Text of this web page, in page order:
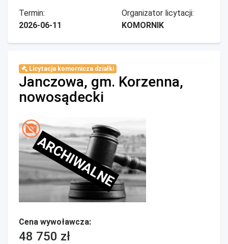
Termin:
2026-06-11
Organizator licytacji:
KOMORNIK
Licytacja komornicza działki
Janczowa, gm. Korzenna,
nowosądecki
ARCHIWALNE
Cena wywoławcza:
48 750 zł